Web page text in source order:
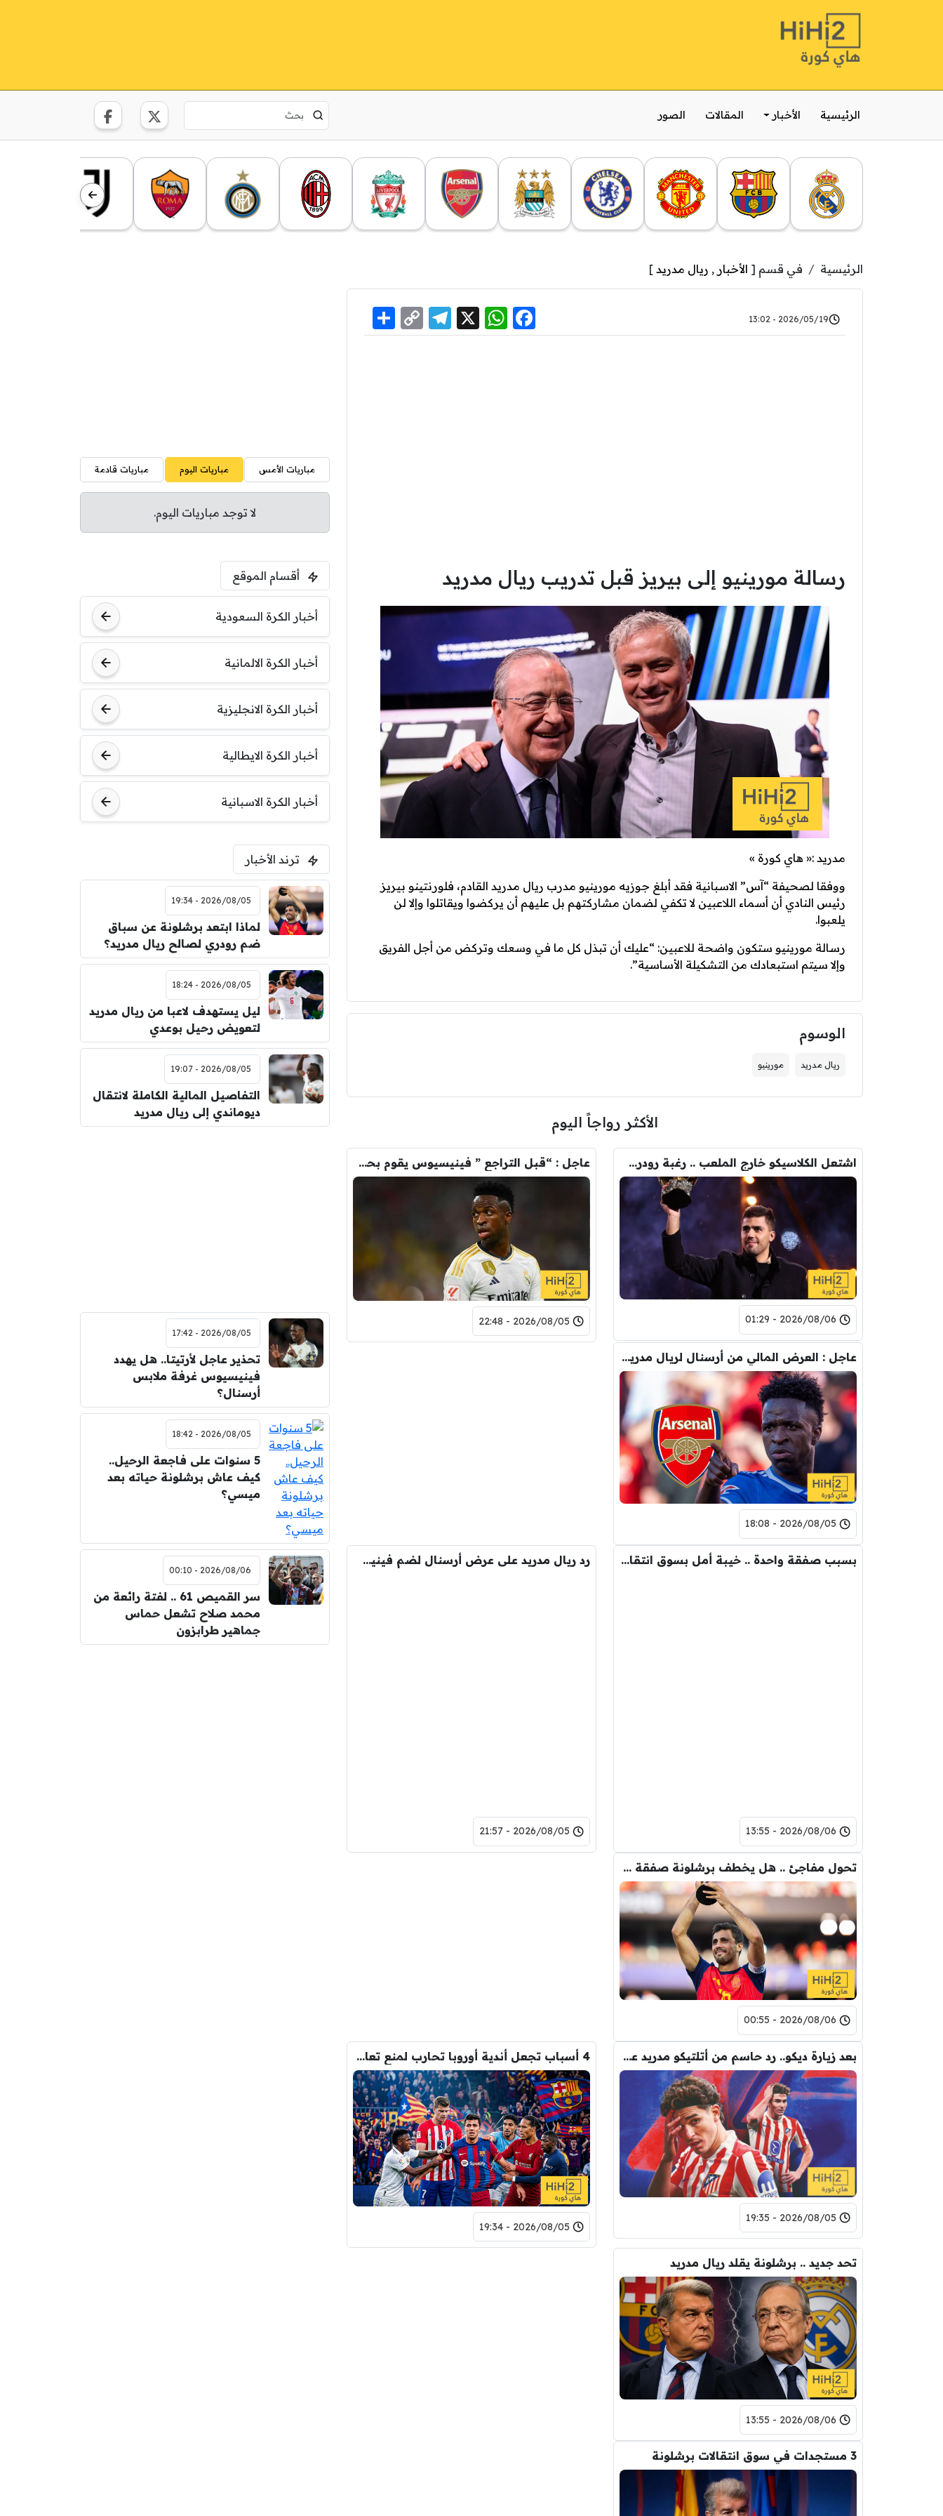
الرئيسية الأخبار المقالات الصور
الرئيسية في قسم [ الأخبار , ريال مدريد ]
2026/05/19 - 13:02
Facebook
WhatsApp
X
Telegram
Copy
Link
رسالة مورينيو إلى بيريز قبل تدريب ريال مدريد
مدريد :« هاي كورة »
ووفقا لصحيفة “آس” الاسبانية فقد أبلغ جوزيه مورينيو مدرب ريال مدريد القادم، فلورنتينو بيريز
رئيس النادي أن أسماء اللاعبين لا تكفي لضمان مشاركتهم بل عليهم أن يركضوا ويقاتلوا وإلا لن
يلعبوا.
رسالة مورينيو ستكون واضحة للاعبين: “عليك أن تبذل كل ما في وسعك وتركض من أجل الفريق
وإلا سيتم استبعادك من التشكيلة الأساسية”.
الوسوم
ريال مدريد مورينيو
الأكثر رواجاً اليوم
اشتعل الكلاسيكو خارج الملعب .. رغبة رودري تصدم ريال مدريد
2026/08/06 - 01:29
عاجل : “قبل التراجع ” فينيسيوس يقوم بحذف كل صوره مع ريال مدريد
2026/08/05 - 22:48
عاجل : العرض المالي من أرسنال لريال مدريد من أجل شراء فينيسيوس جونيور
2026/08/05 - 18:08
بسبب صفقة واحدة .. خيبة أمل بسوق انتقالات ريال مدريد ! رد ريال مدريد على عرض أرسنال لضم فينيسيوس
2026/08/06 - 00:55
بعد زيارة ديكو.. رد حاسم من أتلتيكو مدريد على برشلونة في ملف ألفاريز
2026/08/05 - 19:35
2026/08/05 - 19:34
تحد جديد .. برشلونة يقلد ريال مدريد
2026/08/06 - 13:55
3 مستجدات في سوق انتقالات برشلونة
2026/08/06 - 01:22
مباريات الأمس مباريات اليوم مباريات قادمة
لا توجد مباريات اليوم.
أقسام الموقع
أخبار الكرة السعودية
أخبار الكرة الالمانية
أخبار الكرة الانجليزية
أخبار الكرة الايطالية
أخبار الكرة الاسبانية
ترند الأخبار
2026/08/05 - 19:34
لماذا ابتعد برشلونة عن سباق
ضم رودري لصالح ريال مدريد؟
2026/08/05 - 18:24
ليل يستهدف لاعبا من ريال مدريد
لتعويض رحيل بوعدي
2026/08/05 - 19:07
التفاصيل المالية الكاملة لانتقال
ديوماندي إلى ريال مدريد
2026/08/05 - 17:42
تحذير عاجل لأرتيتا.. هل يهدد
فينيسيوس غرفة ملابس
أرسنال؟
2026/08/05 - 18:42
5 سنوات على فاجعة الرحيل..
كيف عاش برشلونة حياته بعد
ميسي؟
2026/08/06 - 00:10
سر القميص 61 .. لفتة رائعة من
محمد صلاح تشعل حماس
جماهير طرابزون